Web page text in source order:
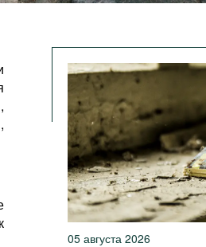
05 августа 2026